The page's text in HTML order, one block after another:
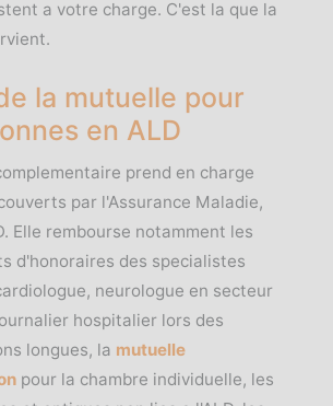
a votre charge. C'est la que la
la mutuelle pour
en ALD
prend en charge
par l'Assurance Maladie,
Elle rembourse notamment les
d'honoraires des specialistes
neurologue en secteur
hospitalier lors des
longues, la mutuelle
pour la chambre individuelle, les